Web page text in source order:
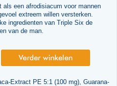
een afrodisiacum voor mannen
extreem willen versterken.
ingredienten van Triple Six de
van de man.
Extract PE 5:1 (100 mg), Guarana-